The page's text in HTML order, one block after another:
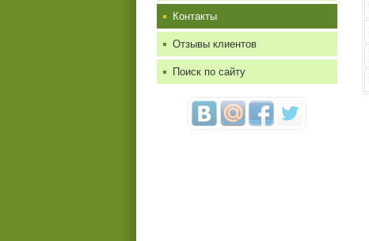
Контакты
Отзывы клиентов
Поиск по сайту